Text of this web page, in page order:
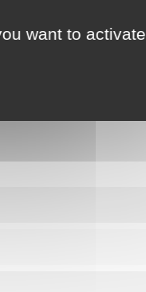
want to activate